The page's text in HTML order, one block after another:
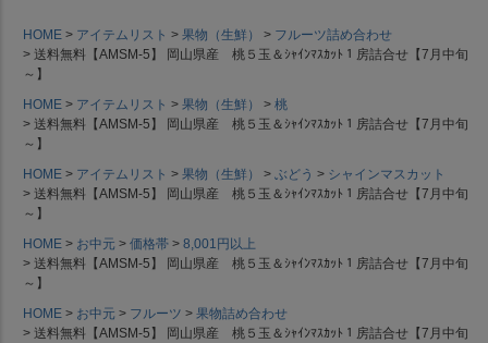
HOME アイテムリスト 果物（生鮮）
フルーツ詰め合わせ
送料無料【AMSM-5】 岡山県産 桃５玉＆ｼｬｲﾝﾏｽｶｯﾄ１房詰合せ【7月中旬
～】
HOME
アイテムリスト 果物（生鮮）
桃
送料無料【AMSM-5】 岡山県産 桃５玉＆ｼｬｲﾝﾏｽｶｯﾄ１房詰合せ【7月中旬
～】
HOME
アイテムリスト 果物（生鮮） ぶどう
シャインマスカット
送料無料【AMSM-5】 岡山県産 桃５玉＆ｼｬｲﾝﾏｽｶｯﾄ１房詰合せ【7月中旬
～】
HOME
お中元 価格帯
8,001円以上
送料無料【AMSM-5】 岡山県産 桃５玉＆ｼｬｲﾝﾏｽｶｯﾄ１房詰合せ【7月中旬
～】
HOME
お中元 フルーツ
果物詰め合わせ
送料無料【AMSM-5】 岡山県産 桃５玉＆ｼｬｲﾝﾏｽｶｯﾄ１房詰合せ【7月中旬